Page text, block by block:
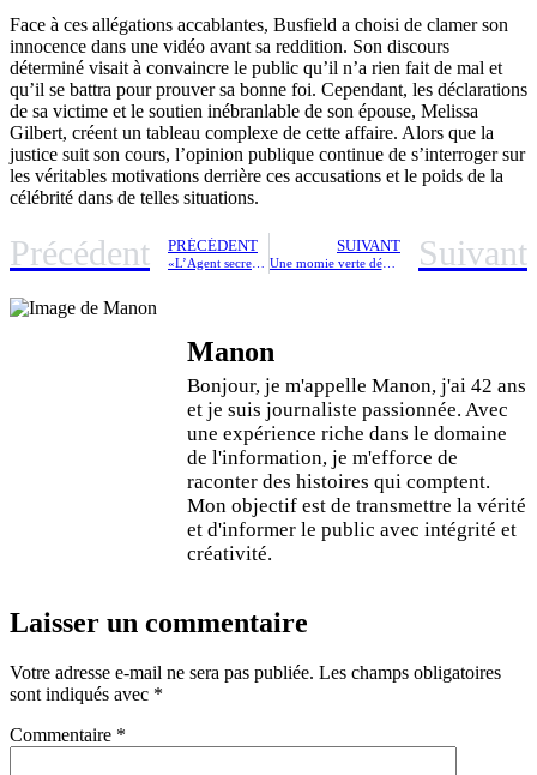
Face à ces allégations accablantes, Busfield a choisi de clamer son
innocence dans une vidéo avant sa reddition. Son discours
déterminé visait à convaincre le public qu’il n’a rien fait de mal et
qu’il se battra pour prouver sa bonne foi. Cependant, les déclarations
de sa victime et le soutien inébranlable de son épouse, Melissa
Gilbert, créent un tableau complexe de cette affaire. Alors que la
justice suit son cours, l’opinion publique continue de s’interroger sur
les véritables motivations derrière ces accusations et le poids de la
célébrité dans de telles situations.
Précédent PRÉCÉDENT SUIVANT
Une momie verte dévoile un mystère surprenant de préservation ancienne Suivant
Manon
Bonjour, je m'appelle Manon, j'ai 42 ans
et je suis journaliste passionnée. Avec
une expérience riche dans le domaine
de l'information, je m'efforce de
raconter des histoires qui comptent.
Mon objectif est de transmettre la vérité
et d'informer le public avec intégrité et
créativité.
Laisser un commentaire
Votre adresse e-mail ne sera pas publiée. Les champs obligatoires
sont indiqués avec *
Commentaire *